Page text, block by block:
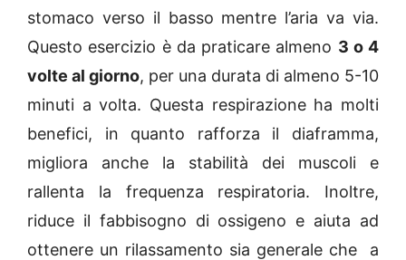
stomaco verso il basso mentre l’aria va via.
Questo esercizio è da praticare almeno 3 o 4
volte al giorno, per una durata di almeno 5-10
minuti a volta. Questa respirazione ha molti
benefici, in quanto rafforza il diaframma,
migliora anche la stabilità dei muscoli e
rallenta la frequenza respiratoria. Inoltre,
riduce il fabbisogno di ossigeno e aiuta ad
ottenere un rilassamento sia generale che a